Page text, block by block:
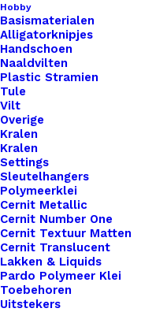
Hobby
Basismaterialen
Alligatorknipjes
Handschoen
Naaldvilten
Plastic Stramien
Tule
Vilt
Overige
Kralen
Kralen
Settings
Sleutelhangers
Polymeerklei
Cernit Metallic
Cernit Number One
Cernit Textuur Matten
Cernit Translucent
Lakken & Liquids
Pardo Polymeer Klei
Toebehoren
Uitstekers
Nog meer